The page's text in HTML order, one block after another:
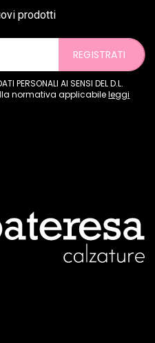
prodotti
REGISTRATI
PERSONALI AI SENSI DEL D.L.
normativa applicabileleggi